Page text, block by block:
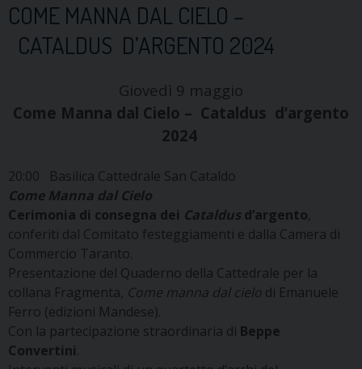
COME MANNA DAL CIELO –
CATALDUS D’ARGENTO 2024
Giovedì 9 maggio
Come Manna dal Cielo – Cataldus d’argento
2024
20:00 Basilica Cattedrale San Cataldo
Come Manna dal Cielo
Cerimonia di consegna dei Cataldus d’argento,
conferiti dal Comitato festeggiamenti e dalla Camera di
Commercio Taranto.
Presentazione del Quaderno della Cattedrale per la
collana Fragmenta, Come manna dal cielo di Emanuele
Ferro (edizioni Mandese).
Con la partecipazione straordinaria di Beppe
Convertini.